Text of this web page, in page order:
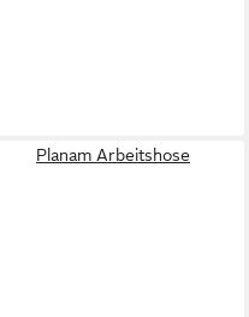
Planam Arbeitshose